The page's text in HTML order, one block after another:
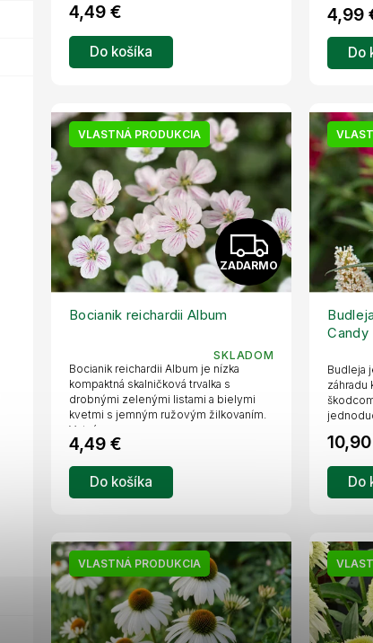
4,49 €
Do košíka
4,99
Do
VLASTNÁ PRODUKCIA
Z
A
A
ZADARMO
Bocianik reichardii Album
SKLADOM
4,49 €
Do košíka
Bocianik reichardii Album je nízka
kompaktná skalničková trvalka s
drobnými zelenými listami a bielymi
kvetmi s jemným ružovým žilkovaním.
Vytvára...
Candy
Do
Budleja
VLASTNÁ PRODUKCIA